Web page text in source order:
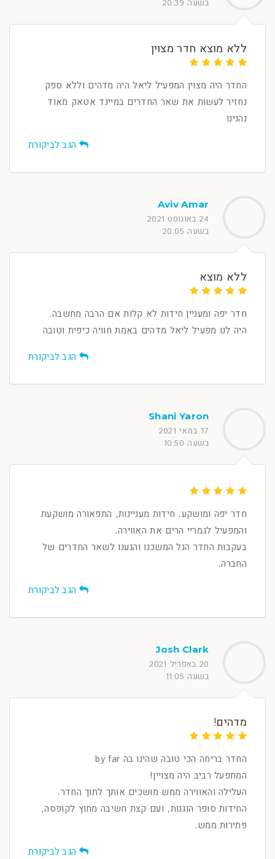
בשעה 20:39
ללא מוצא חדר מצוין
החדר היה מצוין המפעיל ליאל היה מדהים וללא ספק
נחזיר לעשות את שאר החדרים במיינד אטאק מאוד
נהנינו
הגב לביקורת
Aviv Amar
24 באוגוסט 2021
בשעה 20:05
ללא מוצא
חדר יפה ומעניין חידות לא קלות אם הרבה מחשבה.
היה לנו מפעיל ליאל מדהים באמת חוויה כיפית וטובה
הגב לביקורת
Shani Yaron
17 במאי 2021
בשעה 10:50
חדר יפה ומושקע. חידות מעניינות, התפאורה מושקעת
והמפעיל לגמריי הרים את האווירה.
בעקבות החדר הנל המשכנו והגענו לשאר החדרים של
החברה.
הגב לביקורת
Josh Clark
20 באפריל 2021
בשעה 11:05
מדהים!
החדר בריחה הכי טובה שהינו בה by far
המתפעל רביב היה מצויין!
העלילה והאווירה ממש מושכים אותך לתוך החדר.
החידות סופר הוגנות, ועם קצת חשיבה מחוץ לקופסה,
פתירות ממש.
הגב לביקורת